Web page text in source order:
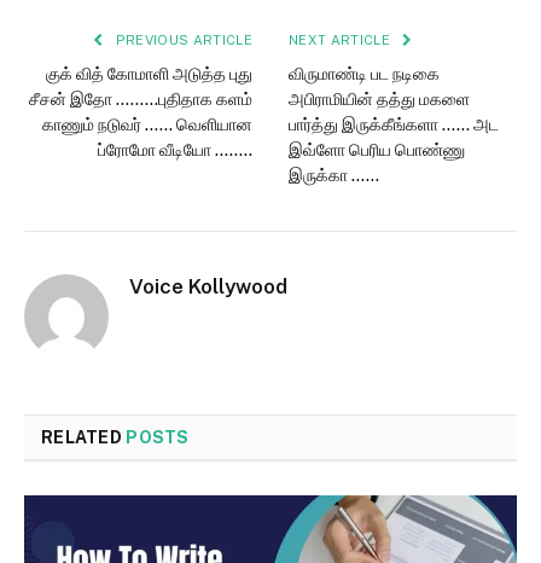
PREVIOUS ARTICLE
குக் வித் கோமாளி அடுத்த புது
சீசன் இதோ ………புதிதாக களம்
காணும் நடுவர் …… வெளியான
ப்ரோமோ வீடியோ ……..
NEXT ARTICLE
விருமாண்டி பட நடிகை
அபிராமியின் தத்து மகளை
பார்த்து இருக்கீங்களா …… அட
இவ்ளோ பெரிய பொண்ணு
இருக்கா ……
Voice Kollywood
RELATED POSTS